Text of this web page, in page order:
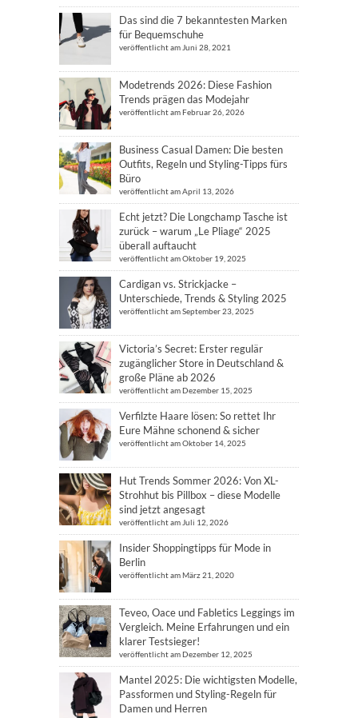
Das sind die 7 bekanntesten Marken
für Bequemschuhe
veröffentlicht am Juni 28, 2021
Modetrends 2026: Diese Fashion
Trends prägen das Modejahr
veröffentlicht am Februar 26, 2026
Business Casual Damen: Die besten
Outfits, Regeln und Styling-Tipps fürs
Büro
veröffentlicht am April 13, 2026
Echt jetzt? Die Longchamp Tasche ist
zurück – warum „Le Pliage“ 2025
überall auftaucht
veröffentlicht am Oktober 19, 2025
Cardigan vs. Strickjacke –
Unterschiede, Trends & Styling 2025
veröffentlicht am September 23, 2025
Victoria’s Secret: Erster regulär
zugänglicher Store in Deutschland &
große Pläne ab 2026
veröffentlicht am Dezember 15, 2025
Verfilzte Haare lösen: So rettet Ihr
Eure Mähne schonend & sicher
veröffentlicht am Oktober 14, 2025
Hut Trends Sommer 2026: Von XL-
Strohhut bis Pillbox – diese Modelle
sind jetzt angesagt
veröffentlicht am Juli 12, 2026
Insider Shoppingtipps für Mode in
Berlin
veröffentlicht am März 21, 2020
Teveo, Oace und Fabletics Leggings im
Vergleich. Meine Erfahrungen und ein
klarer Testsieger!
veröffentlicht am Dezember 12, 2025
Mantel 2025: Die wichtigsten Modelle,
Passformen und Styling-Regeln für
Damen und Herren